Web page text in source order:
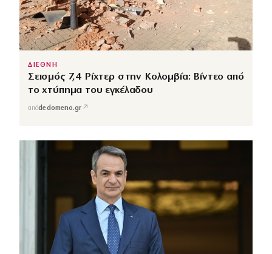
ΔΙΕΘΝΗ
Σεισμός 7,4 Ρίχτερ στην Κολομβία: Βίντεο από
το χτύπημα του εγκέλαδου
απόdedomeno.gr ↗